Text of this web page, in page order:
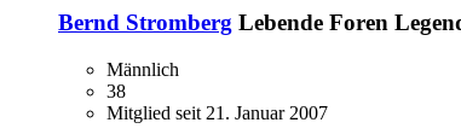
Bernd Stromberg Lebende Foren
Männlich
38
Mitglied seit 21. Januar 2007